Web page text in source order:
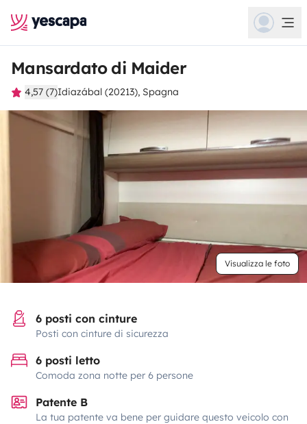
Mansardato di Maider
4,57 (7)Idiazábal (20213), Spagna
Visualizza le foto
6 posti con cinture
Posti con cinture di sicurezza
6 posti letto
Comoda zona notte per 6 persone
Patente B
La tua patente va bene per guidare questo veicolo con